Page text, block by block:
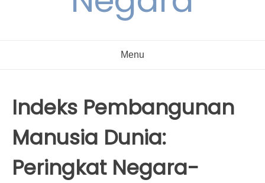
Menu
Indeks Pembangunan
Manusia Dunia:
Peringkat Negara-